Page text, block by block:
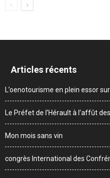
Articles récents
L’oenotourisme en plein essor
Le Préfet de l’Hérault à l’affût
Mon mois sans vin
congrès International des